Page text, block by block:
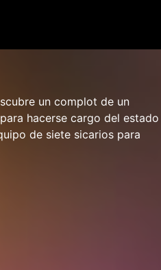
un complot de un
hacerse cargo del estado
de siete sicarios para